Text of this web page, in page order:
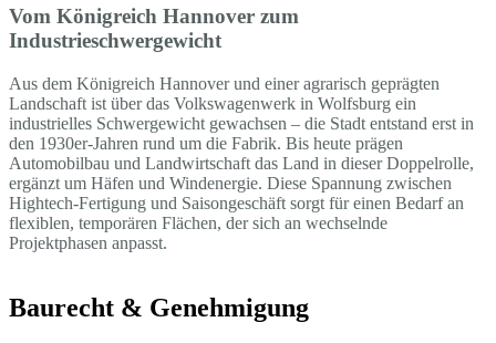
Vom Königreich Hannover zum
Industrieschwergewicht
Aus dem Königreich Hannover und einer agrarisch geprägten
Landschaft ist über das Volkswagenwerk in Wolfsburg ein
industrielles Schwergewicht gewachsen – die Stadt entstand erst in
den 1930er-Jahren rund um die Fabrik. Bis heute prägen
Automobilbau und Landwirtschaft das Land in dieser Doppelrolle,
ergänzt um Häfen und Windenergie. Diese Spannung zwischen
Hightech-Fertigung und Saisongeschäft sorgt für einen Bedarf an
flexiblen, temporären Flächen, der sich an wechselnde
Projektphasen anpasst.
Baurecht & Genehmigung